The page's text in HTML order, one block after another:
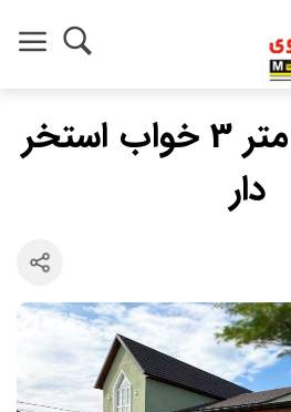
ویلا باغ 750 متر 3 خواب استخر
دار